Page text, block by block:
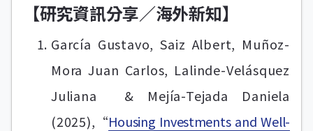
【研究資訊分享／海外新知】
García Gustavo, Saiz Albert, Muñoz-
Mora Juan Carlos, Lalinde-Velásquez
Juliana & Mejía-Tejada Daniela
(2025),“Housing Investments and Well-